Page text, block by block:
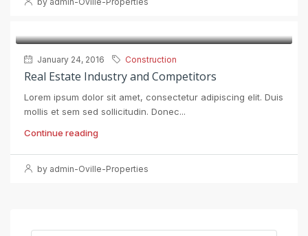
January 24, 2016 Construction
Real Estate Industry and Competitors
Lorem ipsum dolor sit amet, consectetur adipiscing elit. Duis
mollis et sem sed sollicitudin. Donec...
Continue reading
by admin-Oville-Properties